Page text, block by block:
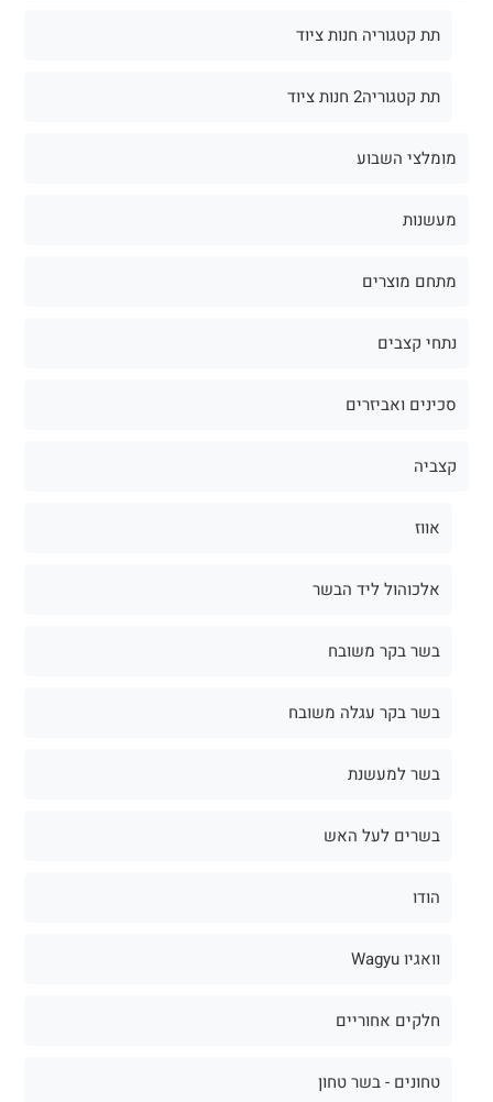
תת קטגוריה חנות ציוד
תת קטגוריה2 חנות ציוד
מומלצי השבוע
מעשנות
מתחם מוצרים
נתחי קצבים
סכינים ואביזרים
קצביה
אווז
אלכוהול ליד הבשר
בשר בקר משובח
בשר בקר עגלה משובח
בשר למעשנת
בשרים לעל האש
הודו
וואגיו Wagyu
חלקים אחוריים
טחונים - בשר טחון